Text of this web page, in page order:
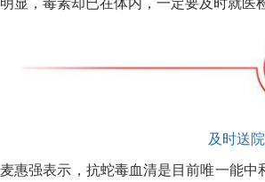
及时送
麦惠强表示，抗蛇毒血清是目前唯一能